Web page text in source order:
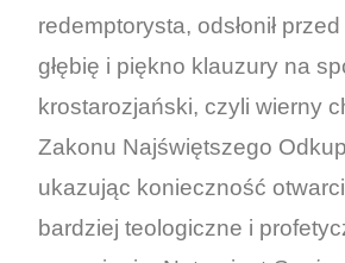
redemptorysta, odsłonił
głębię i piękno klauzury na
krostarozjański, czyli wierny
Zakonu Najświętszego
ukazując konieczność
bardziej teologiczne i